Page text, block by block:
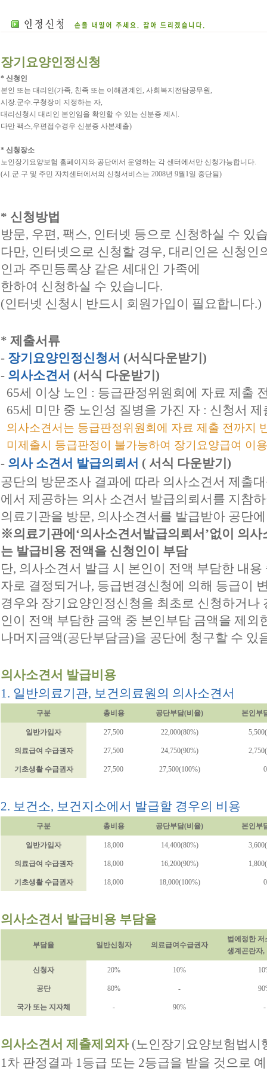
장기요양인정신청
* 신청인
본인 또는 대리인(가족, 친족 또는 이해관계인, 사회복지전담공무원,
시장.군수.구청장이 지정하는 자,
대리신청시 대리인 본인임을 확인할 수 있는 신분증 제시.
다만 팩스,우편접수경우 신분증 사본제출)
* 신청장소
노인장기요양보험 홈페이지와 공단에서 운영하는 각 센터에서만 신청가능합니다.
(시.군.구 및 주민 자치센터에서의 신청서비스는 2008년 9월1일 중단됨)
* 신청방법
방문, 우편, 팩스, 인터넷 등으로 신청하실 수 있
다만, 인터넷으로 신청할 경우, 대리인은 신청인
인과 주민등록상 같은 세대인 가족에
한하여 신청하실 수 있습니다.
(인터넷 신청시 반드시 회원가입이 필요합니다.)
* 제출서류
- 장기요양인정신청서 (서식다운받기)
- 의사소견서 (서식 다운받기)
65세 이상 노인 : 등급판정위원회에 자료 제출
65세 미만 중 노인성 질병을 가진 자 : 신청서 제
의사소견서는 등급판정위원회에 자료 제출 전까지
미제출시 등급판정이 불가능하여 장기요양급여 이
- 의사 소견서 발급의뢰서 ( 서식 다운받기)
공단의 방문조사 결과에 따라 의사소견서 제출
에서 제공하는 의사 소견서 발급의뢰서를 지참
의료기관을 방문, 의사소견서를 발급받아 공단
※의료기관에‘의사소견서발급의뢰서’없이 의
는 발급비용 전액을 신청인이 부담
단, 의사소견서 발급 시 본인이 전액 부담한 내
자로 결정되거나, 등급변경신청에 의해 등급이
경우와 장기요양인정신청을 최초로 신청하거나
인이 전액 부담한 금액 중 본인부담 금액을 제외
나머지금액(공단부담금)을 공단에 청구할 수 있
의사소견서 발급비용
1. 일반의료기관, 보건의료원의 의사소견서
구분 총비용 공단부담(비율) 본인부
일반가입자 27,500 22,000(80%)
의료급여 수급권자 27,500 24,750(90%)
기초생활 수급권자 27,500 27,500(100%) 0
2. 보건소, 보건지소에서 발급할 경우의 비용
구분 총비용 공단부담(비율) 본인부
일반가입자 18,000 14,400(80%)
의료급여 수급권자 18,000 16,200(90%)
기초생활 수급권자 18,000 18,000(100%) 0
의사소견서 발급비용 부담율
부담율 일반신청자 의료급여수급권자
법에정한 저
생계곤란자,
신청자 20% 10%
공단 80% -
국가 또는 지자체 - 90% -
의사소견서 제출제외자(노인장기요양보험법시
1차 판정결과 1등급 또는 2등급을 받을 것으로